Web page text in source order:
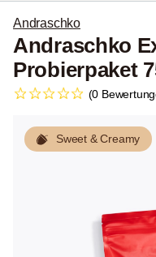
Andraschko
Andraschko
Probierpaket
(0
Sweet & Creamy